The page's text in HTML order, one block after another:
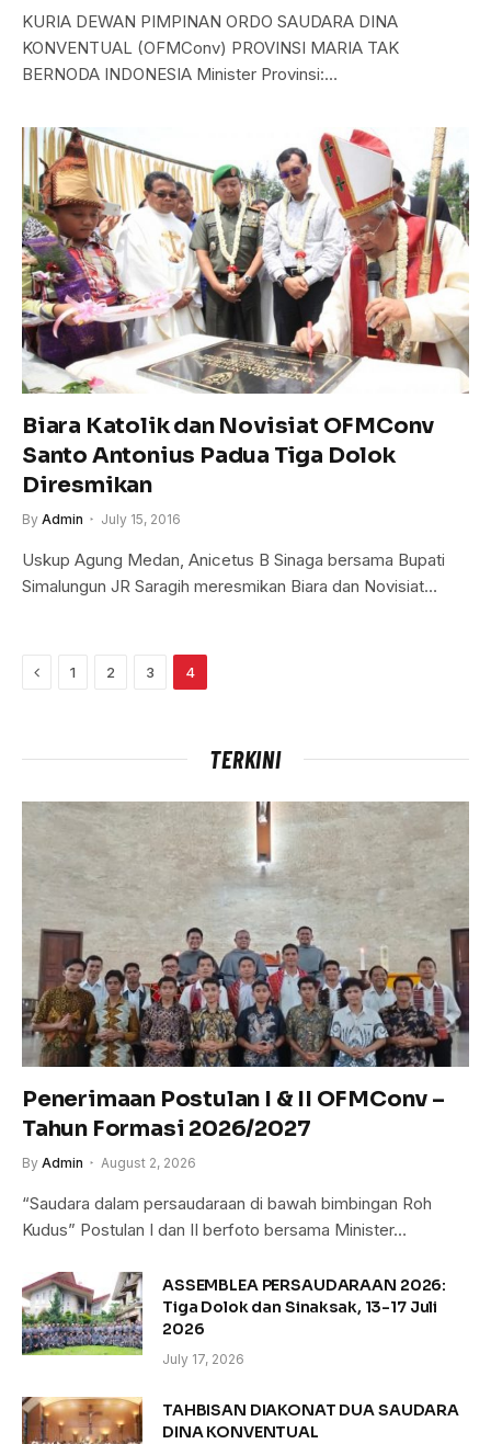
KURIA DEWAN PIMPINAN ORDO SAUDARA DINA
KONVENTUAL (OFMConv) PROVINSI MARIA TAK
BERNODA INDONESIA Minister Provinsi:…
Biara Katolik dan Novisiat OFMConv
Santo Antonius Padua Tiga Dolok
Diresmikan
By Admin July 15, 2016
Uskup Agung Medan, Anicetus B Sinaga bersama Bupati
Simalungun JR Saragih meresmikan Biara dan Novisiat…
Previous
1 2 3 4
TERKINI
Penerimaan Postulan I & II OFMConv –
Tahun Formasi 2026/2027
By Admin August 2, 2026
“Saudara dalam persaudaraan di bawah bimbingan Roh
Kudus” Postulan I dan II berfoto bersama Minister…
ASSEMBLEA PERSAUDARAAN 2026:
Tiga Dolok dan Sinaksak, 13-17 Juli
2026
July 17, 2026
TAHBISAN DIAKONAT DUA SAUDARA
DINA KONVENTUAL